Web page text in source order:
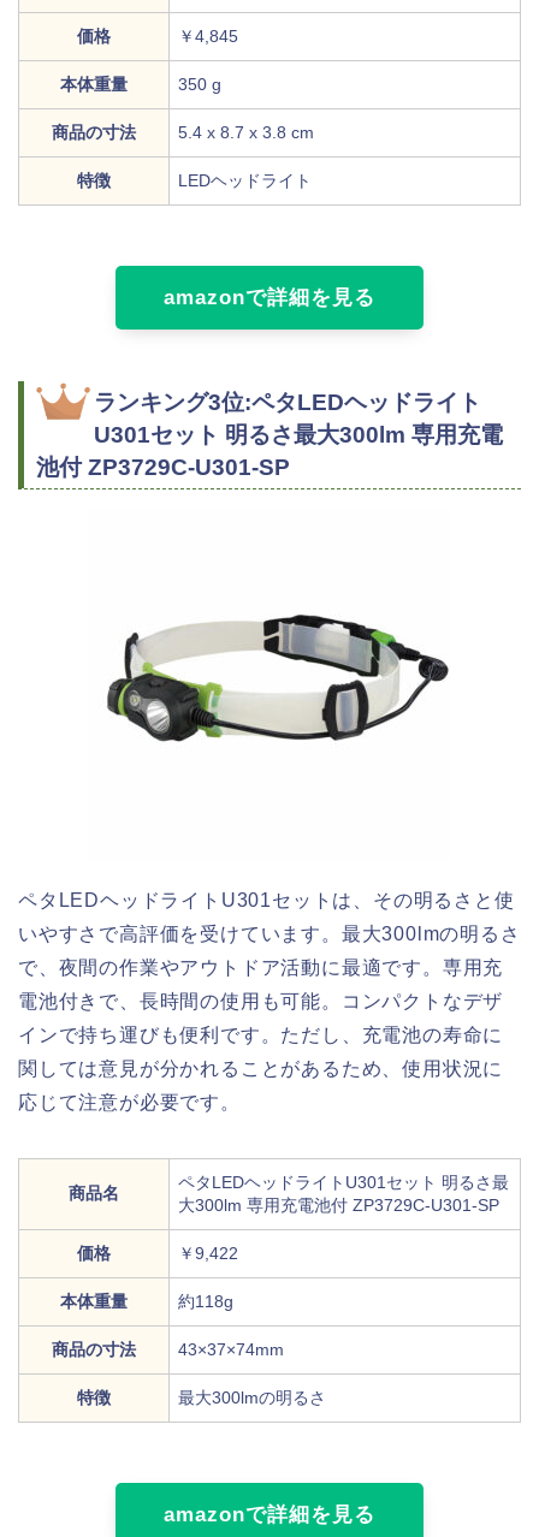
価格 ￥4,845
本体重量 350 g
商品の寸法 ‎5.4 x 8.7 x 3.8 cm
特徴 LEDヘッドライト
amazonで詳細を見る
ランキング3位:ペタLEDヘッドライト
U301セット 明るさ最大300lm 専用充電
池付 ZP3729C-U301-SP
ペタLEDヘッドライトU301セットは、その明るさと使
いやすさで高評価を受けています。最大300lmの明るさ
で、夜間の作業やアウトドア活動に最適です。専用充
電池付きで、長時間の使用も可能。コンパクトなデザ
インで持ち運びも便利です。ただし、充電池の寿命に
関しては意見が分かれることがあるため、使用状況に
応じて注意が必要です。
商品名
ペタLEDヘッドライトU301セット 明るさ最
大300lm 専用充電池付 ZP3729C-U301-SP
価格 ￥9,422
本体重量 約118g
商品の寸法 ‎43×37×74mm
特徴 最大300lmの明るさ
amazonで詳細を見る